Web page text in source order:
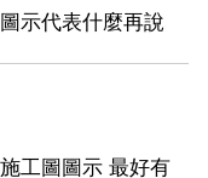
示代表什麼再說
工圖圖示 最好有